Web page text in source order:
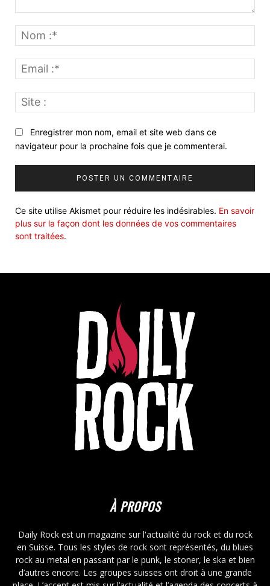
:*
:*
:
Enregistrer mon nom, email et site web dans ce
navigateur pour la prochaine fois que je commenterai.
Ce site utilise Akismet pour réduire les indésirables. En savoir
plus sur la façon dont les données de vos commentaires
sont traitées.
À PROPOS
Daily Rock est un magazine sur l'actualité du rock et du rock
en Suisse. Tous les styles de rock sont représentés, du blues
rock au metal en passant par le punk, le stoner, le ska et bien
d’autres encore. Les groupes suisses ont droit à une grande